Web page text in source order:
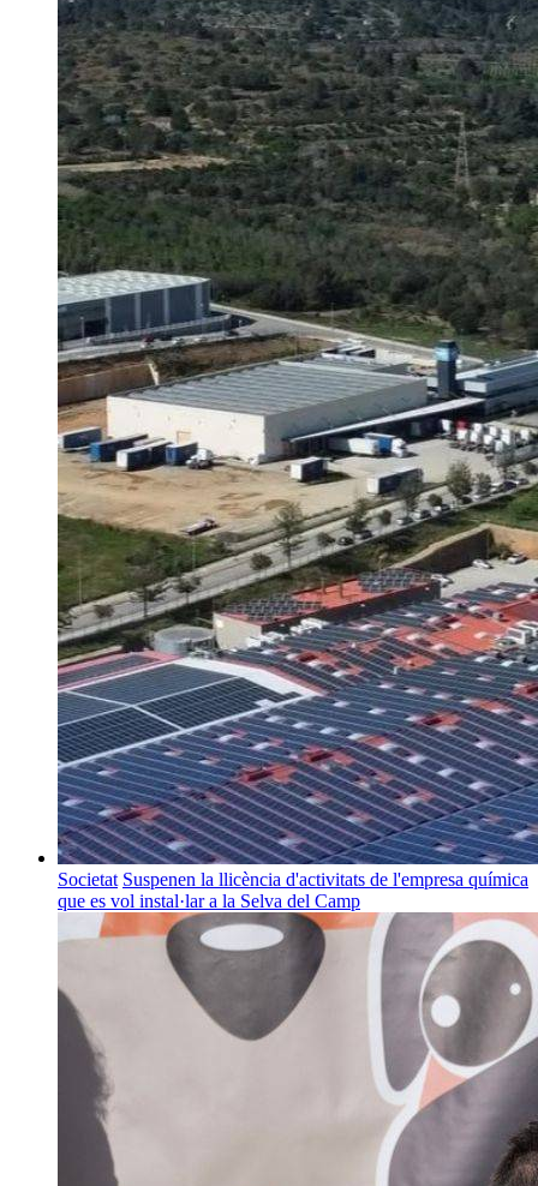
Societat Suspenen la llicència d'activitats de l'empresa química
que es vol instal·lar a la Selva del Camp